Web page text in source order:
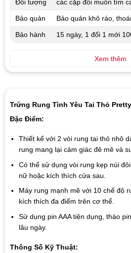
Trứng Rung Tình Yêu Tai Thỏ
Đặc Điểm:
Thiết kế với 2 vòi rung tai thỏ nhô
rung mang lại cảm giác đê mê và
Có thể sử dụng vòi rung kẹp núi
nữ hoặc kích thích cửa sau.
Máy rung mạnh mẽ với 10 chế độ
kích thích đa điểm trên cơ thể.
Sử dụng pin AAA tiện dụng, tháo
lâu ngày.
Thông Số Kỹ Thuật:
Đối tượng các cặp đôi muốn tìm
Bảo quản Bảo quản khô ráo,
Bảo hành 15 ngày, 1 đổi 1 mới
Xem thêm